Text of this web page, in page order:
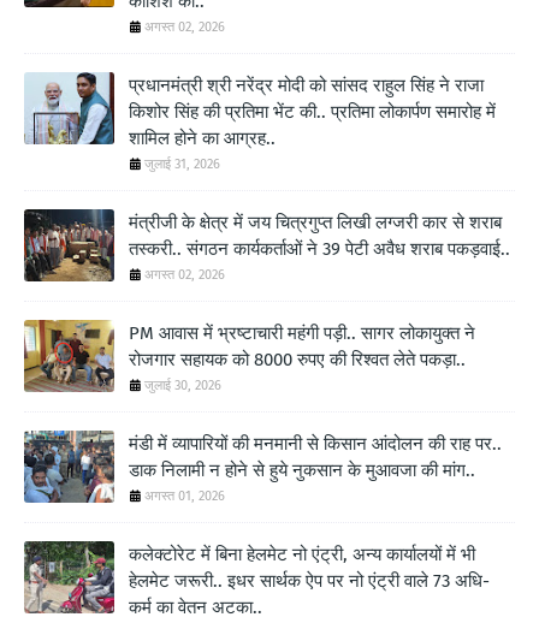
अगस्त 02, 2026
प्रधानमंत्री श्री नरेंद्र मोदी को सांसद राहुल सिंह ने राजा
किशोर सिंह की प्रतिमा भेंट की.. प्रतिमा लोकार्पण समारोह में
शामिल होने का आग्रह..
जुलाई 31, 2026
मंत्रीजी के क्षेत्र में जय चित्रगुप्त लिखी लग्जरी कार से शराब
तस्करी.. संगठन कार्यकर्ताओं ने 39 पेटी अवैध शराब पकड़वाई..
अगस्त 02, 2026
PM आवास में भ्रष्टाचारी महंगी पड़ी.. सागर लोकायुक्त ने
रोजगार सहायक को 8000 रुपए की रिश्वत लेते पकड़ा..
जुलाई 30, 2026
मंडी में व्यापारियों की मनमानी से किसान आंदोलन की राह पर..
डाक निलामी न होने से हुये नुकसान के मुआवजा की मांग..
अगस्त 01, 2026
कलेक्टोरेट में बिना हेलमेट नो एंट्री, अन्य कार्यालयों में भी
हेलमेट जरूरी.. इधर सार्थक ऐप पर नो एंट्री वाले 73 अधि-
कर्म का वेतन अटका..